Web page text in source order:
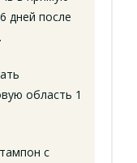
дней после
область 1
с